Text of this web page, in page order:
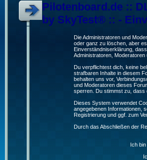
Pilotenboard.de ::
by SkyTest® :: -
Die Administratoren und
oder ganz zu löschen, aber
Einverständniserklärung,
Administratoren,
Du verpflichtest dich, keine
strafbaren Inhalte in diesem
behalten uns vor,
und Moderatoren dieses
sperren. Du stimmst zu, dass
Dieses System verwendet
angegebenen Informationen,
Registrierung und ggf. zum
Durch das Abschließen der
Ich